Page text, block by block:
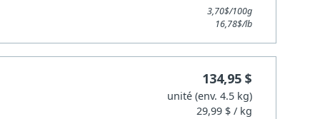
3,70$/100g
16,78$/lb
134,95 $
unité (env. 4.5 kg)
29,99 $ / kg